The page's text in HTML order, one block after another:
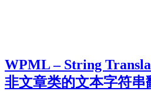
WPML – String
非文章类的文本字符串